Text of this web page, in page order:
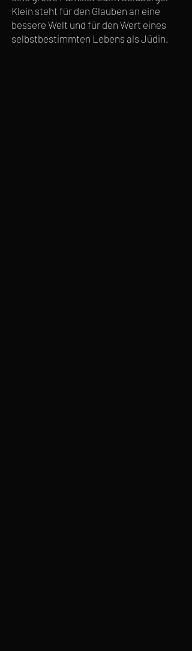
Klein steht für den Glauben an eine
bessere Welt und für den Wert eines
selbstbestimmten Lebens als Jüdin.